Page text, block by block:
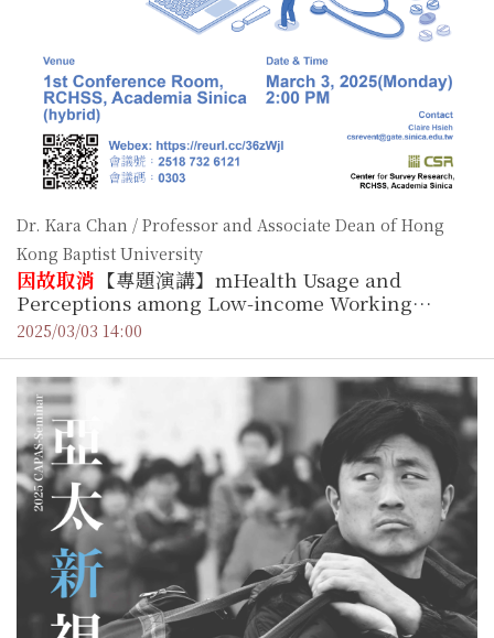
Dr. Kara Chan / Professor and Associate Dean of Hong
Kong Baptist University
因故取消 【專題演講】mHealth Usage and
Perceptions among Low-income Working
Adults
2025/03/03 14:00